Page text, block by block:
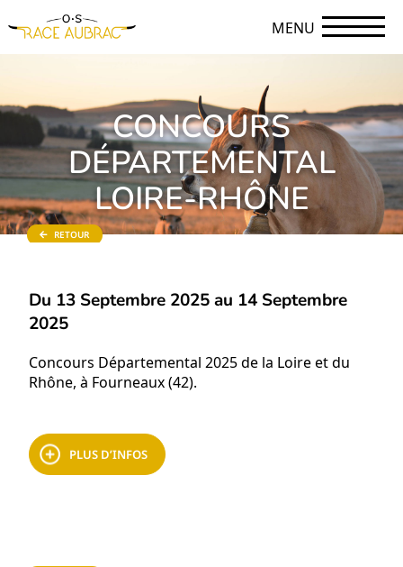
MENU
CONCOURS
DÉPARTEMENTAL
LOIRE-RHÔNE
RETOUR
Du 13 Septembre 2025 au 14 Septembre
2025
Concours Départemental 2025 de la Loire et du
Rhône, à Fourneaux (42).
PLUS D’INFOS